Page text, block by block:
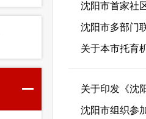
沈阳市首家社
沈阳市多部门
关于本市托育
关于印发《沈
沈阳市组织参